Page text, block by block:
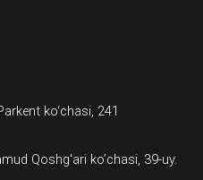
ko‘chasi, 241
Qoshgʻari ko’chasi, 39-uy.